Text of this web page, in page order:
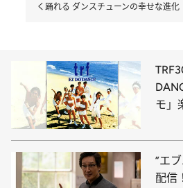
く踊れる ダンスチューンの幸せな進化
モ」
”エ
配信